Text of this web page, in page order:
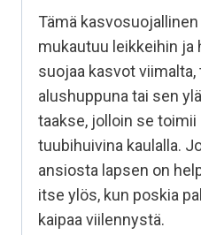
Tämä
mukautuu leikkeihin ja
suojaa kasvot viimalta,
alushuppuna tai sen
taakse, jolloin se toimii
tuubihuivina kaulalla.
ansiosta lapsen on
itse ylös, kun poskia
kaipaa viilennystä.